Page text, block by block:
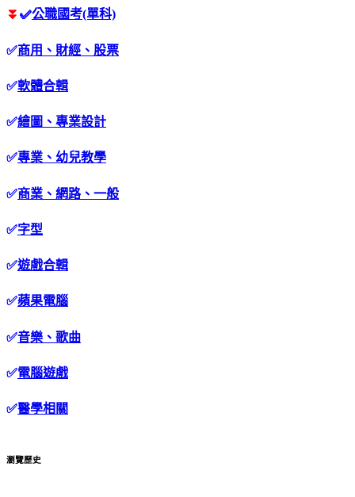
⏬ ✅公職國考(單科)
✅商用、財經、股票
✅軟體合輯
✅繪圖、專業設計
✅專業、幼兒教學
✅商業、網路、一般
✅字型
✅遊戲合輯
✅蘋果電腦
✅音樂、歌曲
✅電腦遊戲
✅醫學相關
瀏覽歷史